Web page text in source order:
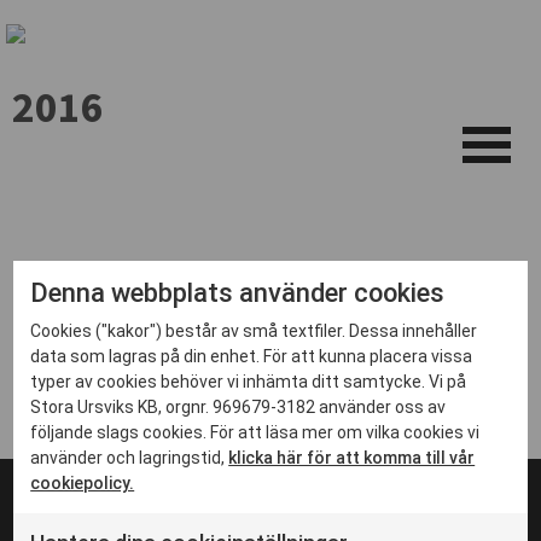
2016
Denna webbplats använder cookies
Cookies ("kakor") består av små textfiler. Dessa innehåller
data som lagras på din enhet. För att kunna placera vissa
typer av cookies behöver vi inhämta ditt samtycke. Vi på
Stora Ursviks KB, orgnr. 969679-3182 använder oss av
följande slags cookies. För att läsa mer om vilka cookies vi
använder och lagringstid, klicka här för att komma till vår
cookiepolicy.